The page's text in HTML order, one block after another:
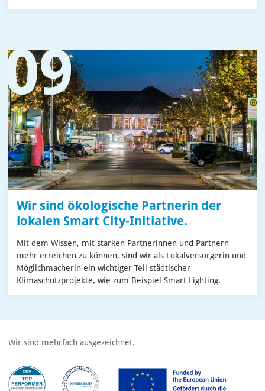
Wir sind ökologische Partnerin der
lokalen Smart City-Initiative.
Mit dem Wissen, mit starken Partnerinnen und Partnern
mehr erreichen zu können, sind wir als Lokalversorgerin und
Möglichmacherin ein wichtiger Teil städtischer
Klimaschutzprojekte, wie zum Beispiel Smart Lighting.
Wir sind mehrfach ausgezeichnet.